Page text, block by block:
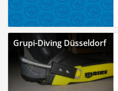
Grupi-Diving Düsseldorf